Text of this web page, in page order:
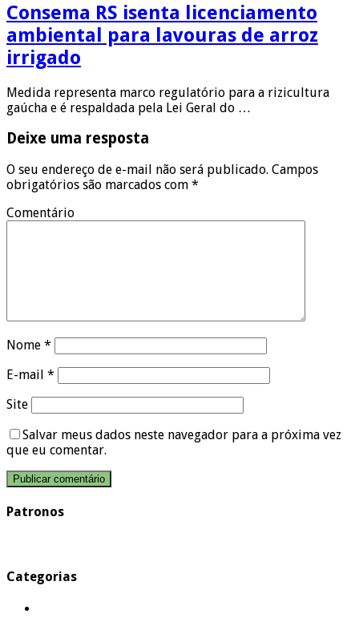
Consema RS isenta licenciamento
ambiental para lavouras de arroz
irrigado
Medida representa marco regulatório para a rizicultura
gaúcha e é respaldada pela Lei Geral do …
Deixe uma resposta
O seu endereço de e-mail não será publicado. Campos
obrigatórios são marcados com *
Comentário
Nome *
E-mail *
Site
Salvar meus dados neste navegador para a próxima vez
que eu comentar.
Patronos
Categorias